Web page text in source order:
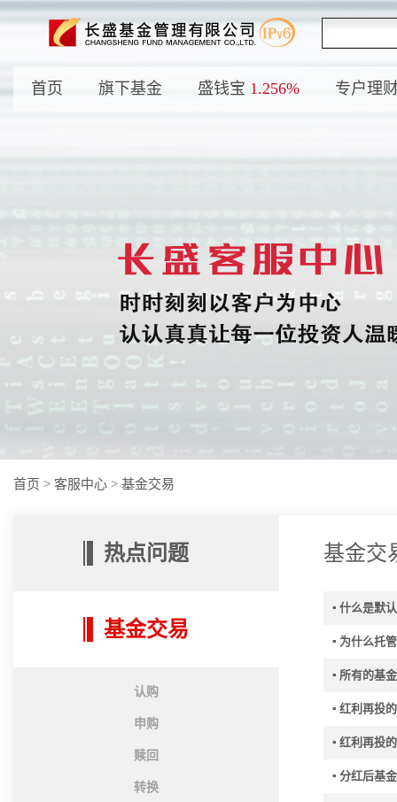
首页 旗下基金 盛钱宝 1.256% 专户理
首页 > 客服中心 > 基金交易
热点问题
基金交易
认购
申购
赎回
转换
基金交
▪ 什么是默
▪ 为什么托
▪ 所有的基
▪ 红利再投
▪ 红利再投
▪ 分红后基